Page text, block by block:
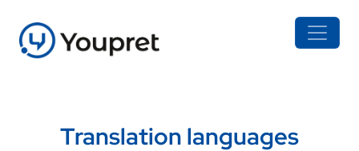
Translation languages